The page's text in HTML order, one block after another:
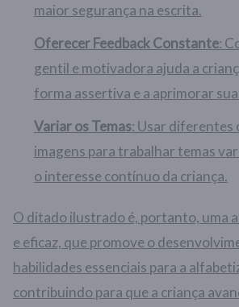
maior segurança na escrita.
Oferecer Feedback Constante:
gentil e motivadora ajuda a
forma assertiva e a aprimorar
Variar os Temas: Usar diferentes
imagens para trabalhar temas
o interesse contínuo da criança.
O ditado ilustrado é, portanto, uma
e eficaz, que promove o
habilidades essenciais para a
contribuindo para que a criança